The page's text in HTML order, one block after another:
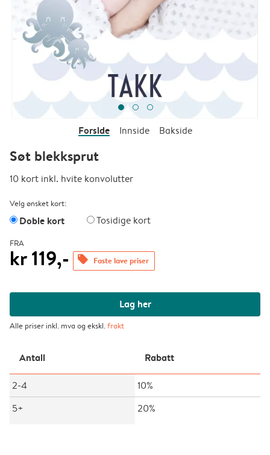
Forside Innside Bakside
Søt blekksprut
10 kort inkl. hvite konvolutter
Velg ønsket kort:
Doble kort Tosidige kort
FRA
kr 119,- offers Faste lave priser
Lag her
Alle priser inkl. mva og ekskl.frakt
Antall Rabatt
2-4
10%
5+
20%